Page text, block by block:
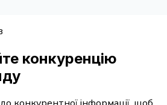
конкуренцію